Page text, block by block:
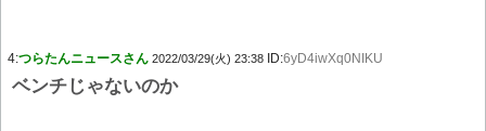
4:つらたんニュースさん 2022/03/29(火) 23:38 ID:6yD4iwXq0NIKU
ベンチじゃないのか